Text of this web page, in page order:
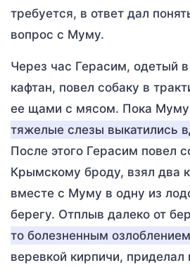
требуется, в ответ дал
вопрос с Муму.
Через час Герасим, одетый
кафтан, повел собаку в
ее щами с мясом. Пока Муму
тяжелые слезы выкатились
После этого Герасим повел
Крымскому броду, взял два
вместе с Муму в одну из
берегу. Отплыв далеко от
то болезненным
веревкой кирпичи, приделал